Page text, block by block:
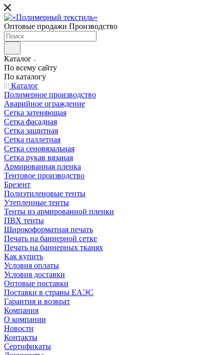
Оптовые продажи Производство
Каталог
По всему сайту
По каталогу
Каталог
Полимерное производство
Аварийное ограждение
Сетка затеняющая
Сетка фасадная
Сетка защитная
Сетка паллетная
Сетка сеновязальная
Сетка рукав вязаная
Армированная пленка
Тентовое производство
Брезент
Полиэтиленовые тенты
Утепленные тенты
Тенты из армированной пленки
ПВХ тенты
Широкоформатная печать
Печать на баннерной сетке
Печать на баннерных тканях
Как купить
Условия оплаты
Условия доставки
Оптовые поставки
Поставки в страны ЕАЭС
Гарантия и возврат
Компания
О компании
Новости
Контакты
Сертификаты